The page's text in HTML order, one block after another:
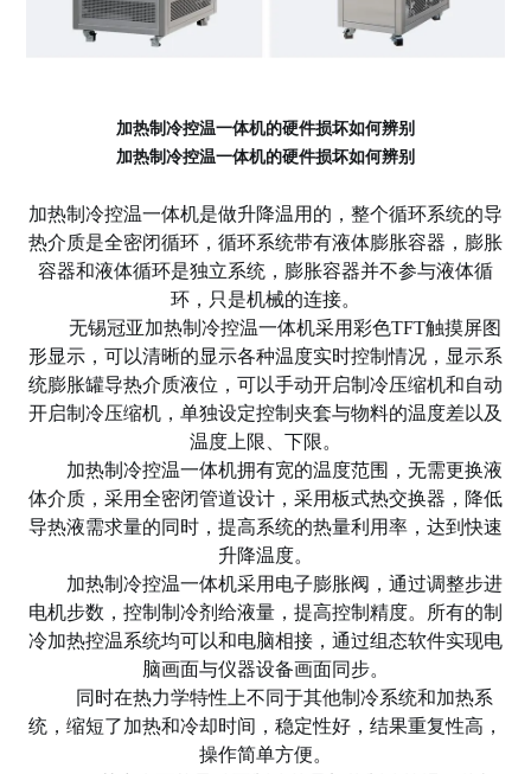
加热制冷控温一体机的硬件损坏如何辨别
加热制冷控温一体机的硬件损坏如何辨别
加热制冷控温一体机是做升降温用的，整个循环系统的导
热介质是全密闭循环，循环系统带有液体膨胀容器，膨胀
容器和液体循环是独立系统，膨胀容器并不参与液体循
环，只是机械的连接。
无锡冠亚加热制冷控温一体机采用彩色TFT触摸屏图
形显示，可以清晰的显示各种温度实时控制情况，显示系
统膨胀罐导热介质液位，可以手动开启制冷压缩机和自动
开启制冷压缩机，单独设定控制夹套与物料的温度差以及
温度上限、下限。
加热制冷控温一体机拥有宽的温度范围，无需更换液
体介质，采用全密闭管道设计，采用板式热交换器，降低
导热液需求量的同时，提高系统的热量利用率，达到快速
升降温度。
加热制冷控温一体机采用电子膨胀阀，通过调整步进
电机步数，控制制冷剂给液量，提高控制精度。所有的制
冷加热控温系统均可以和电脑相接，通过组态软件实现电
脑画面与仪器设备画面同步。
同时在热力学特性上不同于其他制冷系统和加热系
统，缩短了加热和冷却时间，稳定性好，结果重复性高，
操作简单方便。